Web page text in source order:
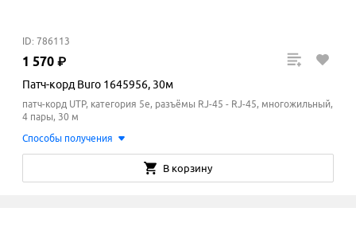
ID: 786113
1 570 ₽
Патч-корд Buro 1645956, 30м
патч-корд UTP, категория 5e, разъёмы RJ-45 - RJ-45, многожильный,
4 пары, 30 м
Способы получения
В корзину